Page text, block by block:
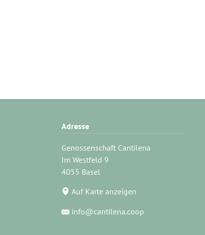
Adresse
Genossenschaft Cantilena
Im Westfeld 9
4055 Basel
Auf Karte anzeigen
info@cantilena.coop